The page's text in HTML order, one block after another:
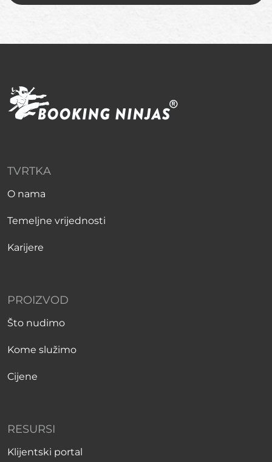
TVRTKA
O nama
Temeljne vrijednosti
Karijere
PROIZVOD
Što nudimo
Kome služimo
Cijene
RESURSI
Klijentski portal